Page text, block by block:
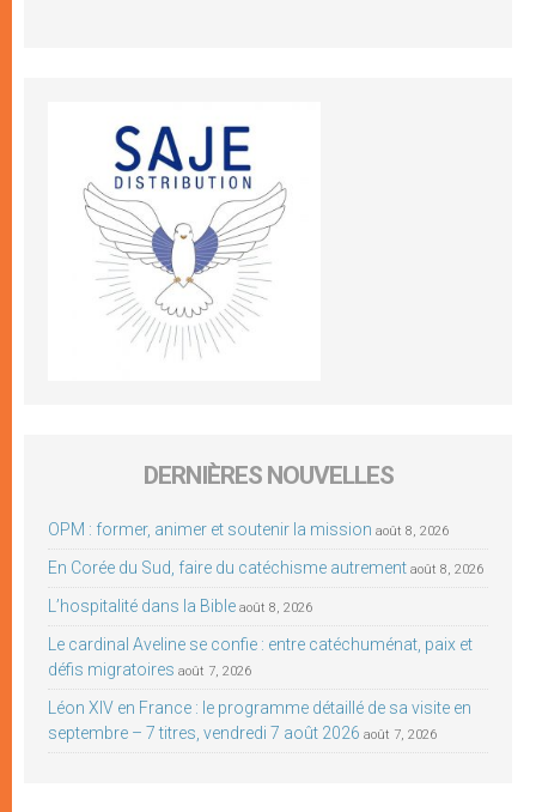
DERNIÈRES NOUVELLES
OPM : former, animer et soutenir la mission août 8, 2026
En Corée du Sud, faire du catéchisme autrement août 8, 2026
L’hospitalité dans la Bible août 8, 2026
Le cardinal Aveline se confie : entre catéchuménat, paix et
défis migratoires août 7, 2026
Léon XIV en France : le programme détaillé de sa visite en
septembre – 7 titres, vendredi 7 août 2026 août 7, 2026